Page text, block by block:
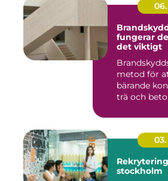
fungerar
det viktigt
metod för
bärande
trä och
stockholm